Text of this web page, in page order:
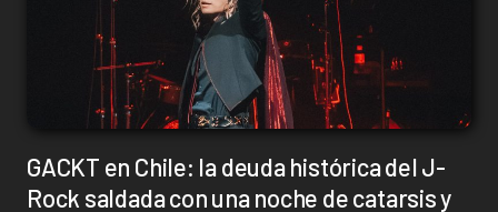
GACKT en Chile: la deuda histórica del J-
Rock saldada con una noche de catarsis y